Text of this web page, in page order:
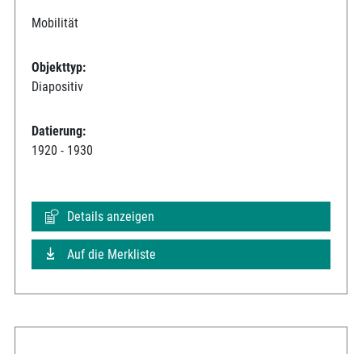
Mobilität
Objekttyp:
Diapositiv
Datierung:
1920 - 1930
Details anzeigen
Auf die Merkliste